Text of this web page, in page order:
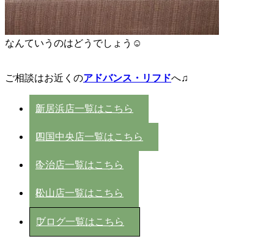
なんていうのはどうでしょう☺
ご相談はお近くのアドバンス・リフドへ♫
新居浜店一覧はこちら
四国中央店一覧はこちら
今治店一覧はこちら
松山店一覧はこちら
ブログ一覧はこちら